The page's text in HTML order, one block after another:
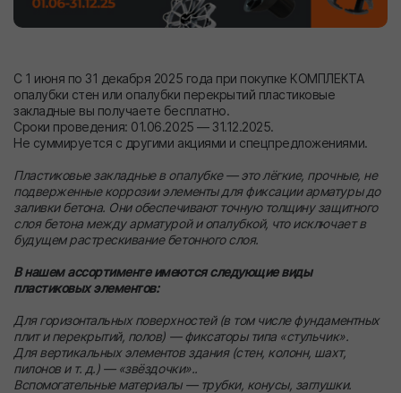
С 1 июня по 31 декабря 2025 года при покупке КОМПЛЕКТА
опалубки стен или опалубки перекрытий пластиковые
закладные вы получаете бесплатно.
Сроки проведения: 01.06.2025 — 31.12.2025.
Не суммируется с другими акциями и спецпредложениями.
Пластиковые закладные в опалубке — это лёгкие, прочные, не
подверженные коррозии элементы для фиксации арматуры до
заливки бетона. Они обеспечивают точную толщину защитного
слоя бетона между арматурой и опалубкой, что исключает в
будущем растрескивание бетонного слоя.
В нашем ассортименте имеются следующие виды
пластиковых элементов:
Для горизонтальных поверхностей (в том числе фундаментных
плит и перекрытий, полов) — фиксаторы типа «стульчик».
Для вертикальных элементов здания (стен, колонн, шахт,
пилонов и т. д.) — «звёздочки»..
Вспомогательные материалы — трубки, конусы, заглушки.